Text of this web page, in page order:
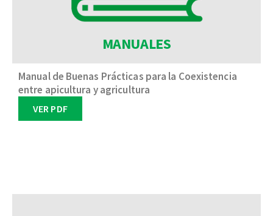
MANUALES
Manual de Buenas Prácticas para la Coexistencia
entre apicultura y agricultura
VER PDF